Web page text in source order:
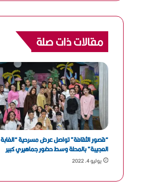
مقالات ذات صلة
“قصور الثقافة” تواصل عرض مسرحية “الغابة
العجيبة” بالمحلة وسط حضور جماهيري كبير
يوليو 4, 2022